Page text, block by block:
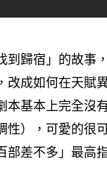
歸宿」的故事
成如何在天賦
基本上完全沒
），可愛的很
差不多」最高